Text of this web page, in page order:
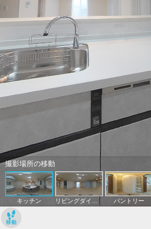
撮影場所の移動
キッチン リビングダイニング パントリー